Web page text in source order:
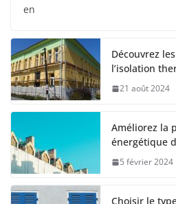
en
Découvrez
l’isolation
21 août 2024
Améliorez la
énergétique
5 février 2024
Choisir le